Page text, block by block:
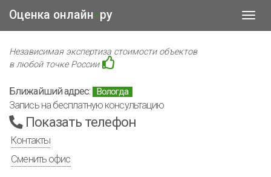
Оценка онлайн • ру
Независимая экспертиза стоимости объектов
в любой точке России
Ближайший адрес: Вологда
Запись на бесплатную консультацию
Показать телефон
Контакты
Сменить офис